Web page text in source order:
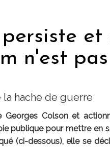
et
n'est pas
hache de guerre
Georges Colson et
publique pour mettre en
(ci-dessous), elle se